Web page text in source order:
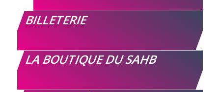
BILLETERIE
LA BOUTIQUE DU SAHB